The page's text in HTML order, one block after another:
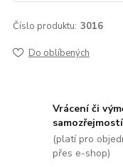
Číslo produktu: 3016
Do oblíbených
Vrácení či
samozřejmostí
(platí pro
přes e-shop)